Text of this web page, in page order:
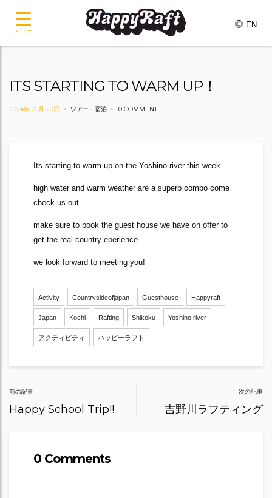
EN
ITS STARTING TO WARM UP！
2024年 05月 20日 ツアー - 宿泊 0 COMMENT
Its starting to warm up on the Yoshino river this week
high water and warm weather are a superb combo come
check us out
make sure to book the guest house we have on offer to
get the real country eperience
we look forward to meeting you!
Activity Countrysideofjapan Guesthouse Happyraft
Japan Kochi Rafting Shikoku Yoshino river
アクティビティ ハッピーラフト
Post
navigation
前の記事
Happy School Trip!!
次の記事
吉野川ラフティング
0 Comments
メニュー